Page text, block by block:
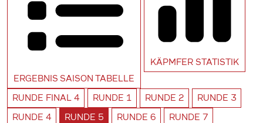
ERGEBNIS SAISON TABELLE
KÄPMFER STATISTIK
RUNDE FINAL 4 RUNDE 1 RUNDE 2 RUNDE 3
RUNDE 4 RUNDE 5 RUNDE 6 RUNDE 7